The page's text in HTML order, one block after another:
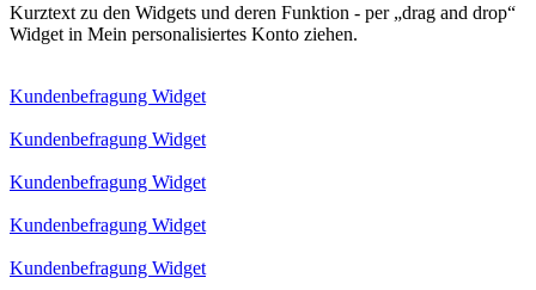
Kurztext zu den Widgets und deren Funktion - per „drag and drop“
Widget in Mein personalisiertes Konto ziehen.
Kundenbefragung Widget
Kundenbefragung Widget
Kundenbefragung Widget
Kundenbefragung Widget
Kundenbefragung Widget